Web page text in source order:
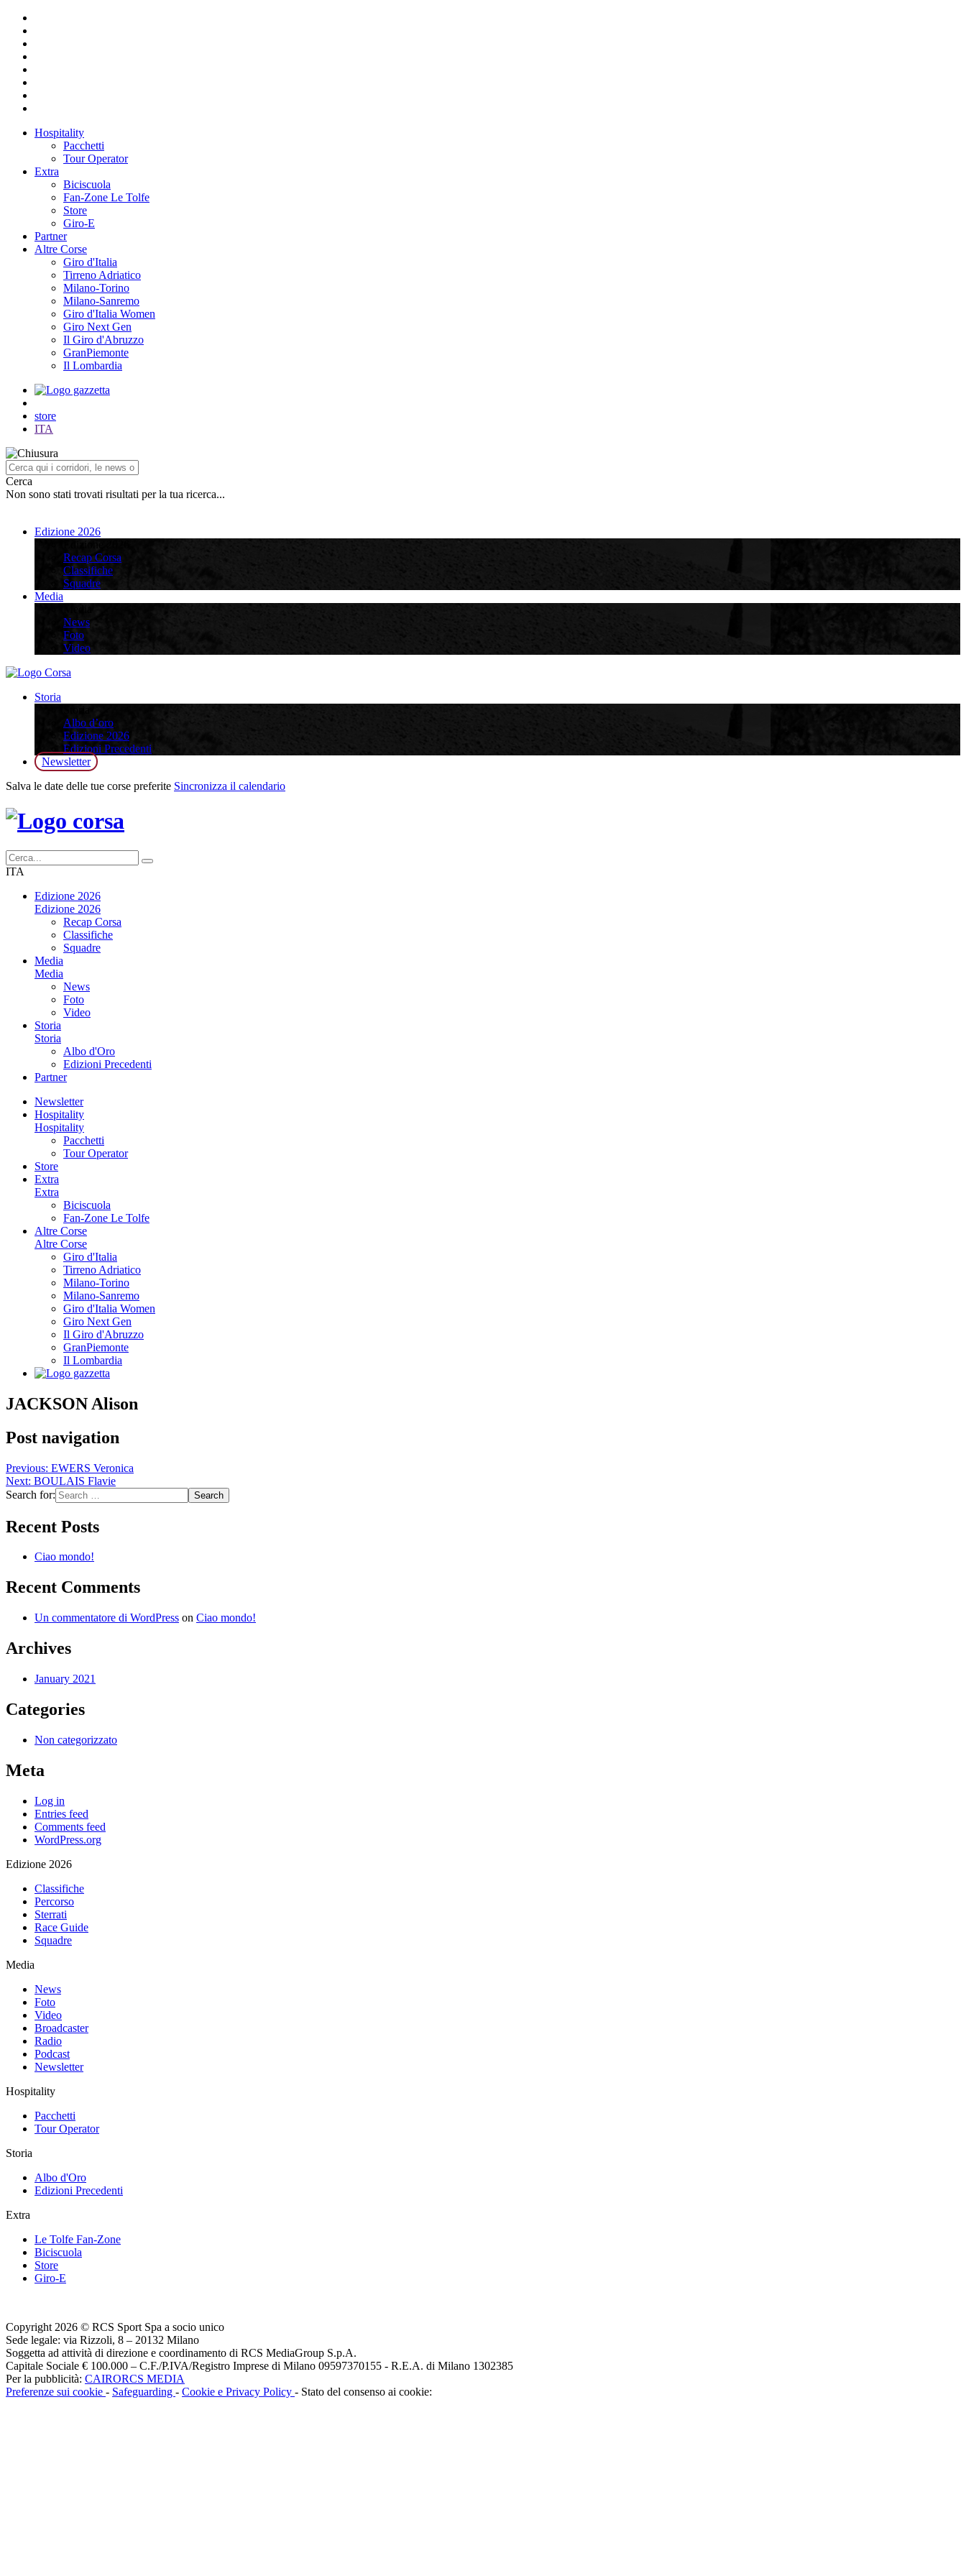
Hospitality
Pacchetti
Tour Operator
Extra
Biciscuola
Fan-Zone Le Tolfe
Store
Giro-E
Partner
Altre Corse
Giro d'Italia
Tirreno Adriatico
Milano-Torino
Milano-Sanremo
Giro d'Italia Women
Giro Next Gen
Il Giro d'Abruzzo
GranPiemonte
Il Lombardia
store
ITA
Cerca
Non sono stati trovati risultati per la tua ricerca...
Edizione 2026
Recap Corsa
Classifiche
Squadre
Media
News
Foto
Video
Storia
Albo d’oro
Edizione 2026
Edizioni Precedenti
Newsletter
Salva le date delle tue corse preferite Sincronizza il calendario
ITA
Edizione 2026
Edizione 2026
Recap Corsa
Classifiche
Squadre
Media
Media
News
Foto
Video
Storia
Storia
Albo d'Oro
Edizioni Precedenti
Partner
Newsletter
Hospitality
Hospitality
Pacchetti
Tour Operator
Store
Extra
Extra
Biciscuola
Fan-Zone Le Tolfe
Altre Corse
Altre Corse
Giro d'Italia
Tirreno Adriatico
Milano-Torino
Milano-Sanremo
Giro d'Italia Women
Giro Next Gen
Il Giro d'Abruzzo
GranPiemonte
Il Lombardia
JACKSON Alison
Post navigation
Previous: EWERS Veronica
Next: BOULAIS Flavie
Search for:
Recent Posts
Ciao mondo!
Recent Comments
Un commentatore di WordPress on Ciao mondo!
Archives
January 2021
Categories
Non categorizzato
Meta
Log in
Entries feed
Comments feed
WordPress.org
Edizione 2026
Classifiche
Percorso
Sterrati
Race Guide
Squadre
Media
News
Foto
Video
Broadcaster
Radio
Podcast
Newsletter
Hospitality
Pacchetti
Tour Operator
Storia
Albo d'Oro
Edizioni Precedenti
Extra
Le Tolfe Fan-Zone
Biciscuola
Store
Giro-E
Copyright 2026 © RCS Sport Spa a socio unico
Sede legale: via Rizzoli, 8 – 20132 Milano
Soggetta ad attività di direzione e coordinamento di RCS MediaGroup S.p.A.
Capitale Sociale € 100.000 – C.F./P.IVA/Registro Imprese di Milano 09597370155 - R.E.A. di Milano 1302385
Per la pubblicità: CAIRORCS MEDIA
Preferenze sui cookie - Safeguarding - Cookie e Privacy Policy - Stato del consenso ai cookie: